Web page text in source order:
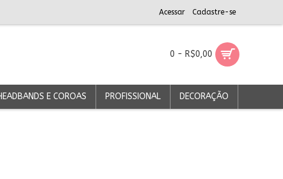
Acessar Cadastre-se
0 - R$0,00
E COROAS PROFISSIONAL DECORAÇÃO